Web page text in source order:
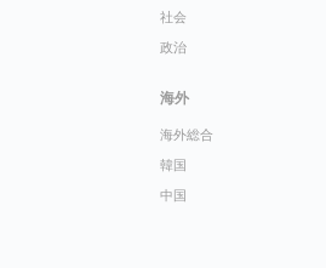
社会
政治
海外
海外総合
韓国
中国